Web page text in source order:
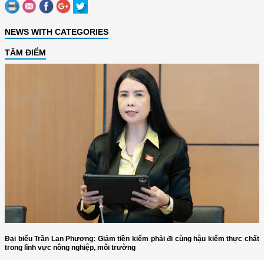
NEWS WITH CATEGORIES
TÂM ĐIỂM
Đại biểu Trần Lan Phương: Giảm tiền kiểm phải đi cùng hậu kiểm thực chất
trong lĩnh vực nông nghiệp, môi trường